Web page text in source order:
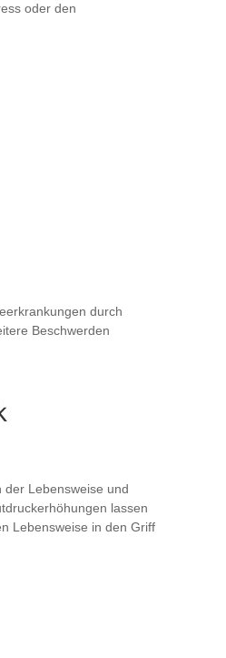
oder den
durch
Beschwerden
der Lebensweise und
lassen
Lebensweise in den Griff